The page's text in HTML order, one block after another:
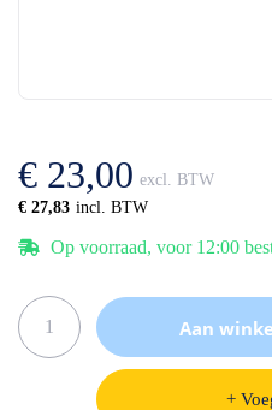
gallerij
€ 27,83
€ 23,00
Op voorraad, voor 12:00
Aan
+